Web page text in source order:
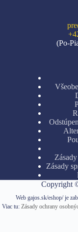
(Po-
Zásady
Copyright
Web gajos.sk/eshop/ je
Viac tu: Zásady ochrany